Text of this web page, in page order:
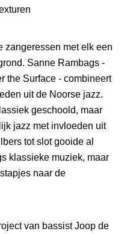
zangeressen met elk een
Sanne Rambags -
the Surface - combineert
uit de Noorse jazz.
geschoold, maar
jazz met invloeden uit
tot slot gooide al
klassieke muziek, maar
naar de
van bassist Joop de